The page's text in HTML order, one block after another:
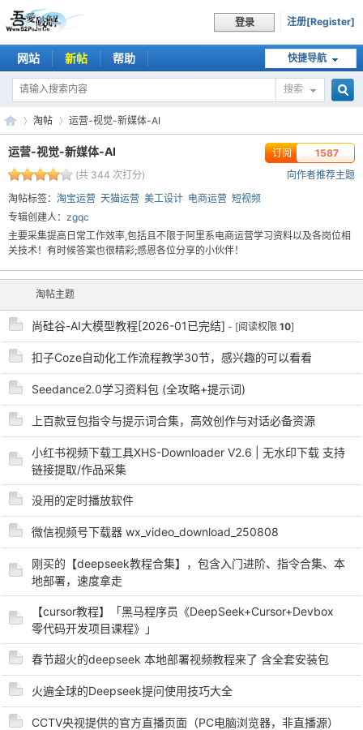
登录 注册[Register]
快捷导航
网站 新帖 帮助
搜索
索
爱
破
解
淘帖 运营-视觉-新媒体-AI
运营-视觉-新媒体-AI 1587
订阅
向作者推荐主题
(共 344 次打分)
淘帖标签： 淘宝运营 天猫运营 美工设计 电商运营 短视频
专辑创建人： zgqc
主要采集提高日常工作效率,包括且不限于阿里系电商运营学习资料以及各岗位相
关技术！有时候答案也很精彩;感恩各位分享的小伙伴！
淘帖主题
尚硅谷-AI大模型教程[2026-01已完结] - [阅读权限 10]
扣子Coze自动化工作流程教学30节，感兴趣的可以看看
Seedance2.0学习资料包 (全攻略+提示词)
上百款豆包指令与提示词合集，高效创作与对话必备资源
小红书视频下载工具XHS-Downloader V2.6 | 无水印下载 支持
链接提取/作品采集
没用的定时播放软件
微信视频号下载器 wx_video_download_250808
刚买的【deepseek教程合集】，包含入门进阶、指令合集、本
地部署，速度拿走
【cursor教程】「黑马程序员《DeepSeek+Cursor+Devbox
零代码开发项目课程》」
春节超火的deepseek 本地部署视频教程来了 含全套安装包
火遍全球的Deepseek提问使用技巧大全
CCTV央视提供的官方直播页面（PC电脑浏览器，非直播源）